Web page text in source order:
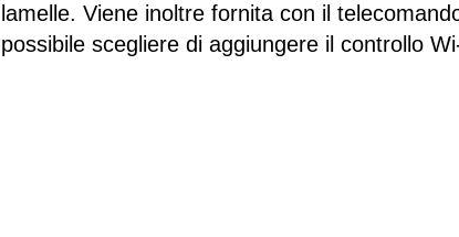
lamelle. Viene inoltre fornita con il
possibile scegliere di aggiungere il controllo